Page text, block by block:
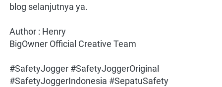
blog selanjutnya ya.
Author : Henry
BigOwner Official Creative Team
#SafetyJogger #SafetyJoggerOriginal
#SafetyJoggerIndonesia #SepatuSafety